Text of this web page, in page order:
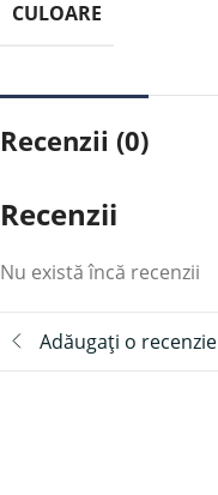
CULOARE
Recenzii (0)
Recenzii
Nu există încă recenzii
Adăugați o recenzie